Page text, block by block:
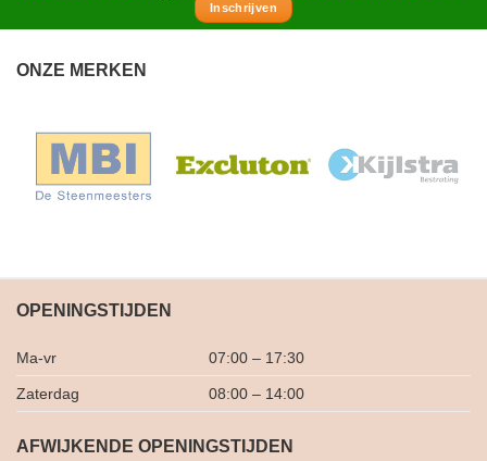
Inschrijven
ONZE MERKEN
OPENINGSTIJDEN
Ma-vr 07:00 – 17:30
Zaterdag 08:00 – 14:00
AFWIJKENDE OPENINGSTIJDEN